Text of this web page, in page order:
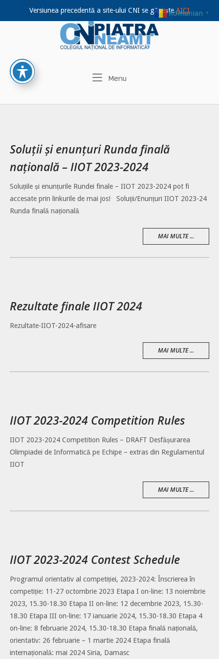
Versiunea precedentă a site-ului CNI se găseșteAICI
Home
Menu
Soluții și enunțuri Runda finală
națională – IIOT 2023-2024
Soluțiile și enunțurile Rundei finale – IIOT 2023-2024 pot fi
accesate prin linkurile de mai jos! Soluții/Enunțuri IIOT 2023-24
Runda finală națională
MAI MULTE ...
Rezultate finale IIOT 2024
Rezultate-IIOT-2024-afisare
MAI MULTE ...
IIOT 2023-2024 Competition Rules
IIOT 2023-2024 Competition Rules – DRAFT Desfășurarea
Olimpiadei de Informatică pe Echipe – extras din Regulamentul
IIOT
MAI MULTE ...
IIOT 2023-2024 Contest Schedule
Programul orientativ al competiției, 2023-2024: Înscrierea în
competiție: 11-27 octombrie 2023 Etapa I on-line: 13 noiembrie
2023, 15.30-18.30 Etapa II on-line: 12 decembrie 2023, 15.30-
18.30 Etapa III on-line: 17 ianuarie 2024, 15.30-18.30 Etapa 4
on-line: 8 februarie 2024, 15.30-18.30 Etapa finală națională,
orientativ: 26 februarie – 1 martie 2024 Etapa finală
internațională: mai 2024 Siria, Damasc
Romanian ▼